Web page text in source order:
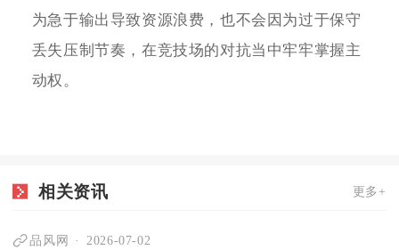
为急于输出导致资源浪费，也不会因为过于保守
丢失压制节奏，在竞技场的对抗当中牢牢掌握主
动权。
相关资讯 更多+
品风网 2026-07-02